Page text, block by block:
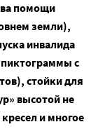
помощи
земли),
инвалида
пиктограммы с
стойки для
высотой не
и многое